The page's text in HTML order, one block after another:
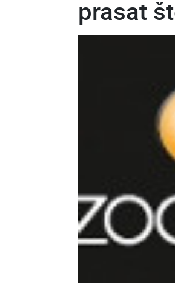
prasat